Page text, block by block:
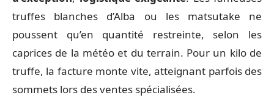
truffes blanches d’Alba ou les matsutake ne
poussent qu’en quantité restreinte, selon les
caprices de la météo et du terrain. Pour un kilo de
truffe, la facture monte vite, atteignant parfois des
sommets lors des ventes spécialisées.